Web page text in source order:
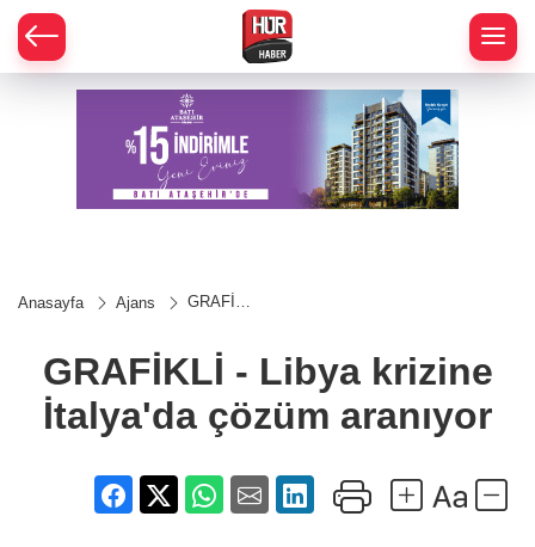
Anasayfa Ajans
GRAFİKLİ
İtalya'da
GRAFİKLİ - Libya krizine
İtalya'da çözüm aranıyor